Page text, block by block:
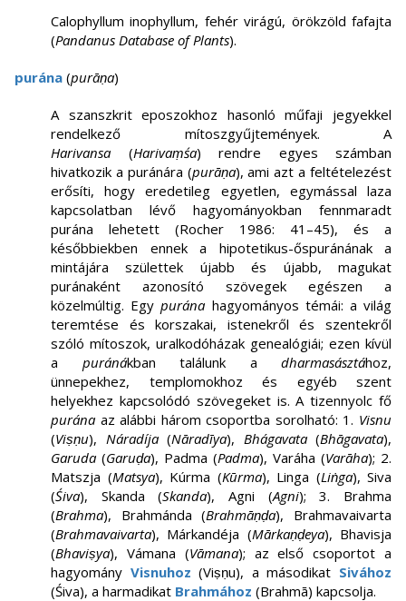
Calophyllum inophyllum, fehér virágú, örökzöld fafajta
(Pandanus Database of Plants).
purána (purāṇa)
A szanszkrit eposzokhoz hasonló műfaji jegyekkel
rendelkező mítoszgyűjtemények. A
Harivansa (Harivaṃśa) rendre egyes számban
hivatkozik a puránára (purāṇa), ami azt a feltételezést
erősíti, hogy eredetileg egyetlen, egymással laza
kapcsolatban lévő hagyományokban fennmaradt
purána lehetett (Rocher 1986: 41–45), és a
későbbiekben ennek a hipotetikus-őspuránának a
mintájára születtek újabb és újabb, magukat
puránaként azonosító szövegek egészen a
közelmúltig. Egypurána hagyományos témái: a világ
teremtése és korszakai, istenekről és szentekről
szóló mítoszok, uralkodóházak genealógiái; ezen kívül
a puránákban találunk a dharmasásztához,
ünnepekhez, templomokhoz és egyéb szent
helyekhez kapcsolódó szövegeket is. A tizennyolc fő
purána az alábbi három csoportba sorolható: 1. Visnu
(Viṣṇu), Náradíja(Nāradīya), Bhágavata(Bhāgavata),
Garuda (Garuḍa), Padma (Padma), Varáha (Varāha); 2.
Matszja (Matsya), Kúrma (Kūrma), Linga (Liṅga), Siva
(Śiva), Skanda (Skanda), Agni (Agni); 3. Brahma
(Brahma), Brahmánda (Brahmāṇḍa), Brahmavaivarta
(Brahmavaivarta), Márkandéja (Mārkaṇḍeya), Bhavisja
(Bhaviṣya), Vámana (Vāmana); az első csoportot a
hagyomány Visnuhoz (Viṣṇu), a másodikat Sivához
(Śiva), a harmadikat Brahmához (Brahmā) kapcsolja.